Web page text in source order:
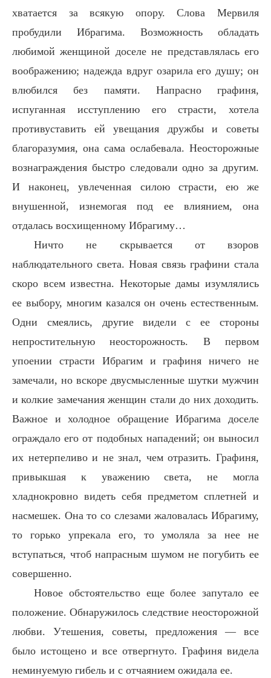
хватается за всякую опору. Слова Мервиля
пробудили Ибрагима. Возможность обладать
любимой женщиной доселе не представлялась его
воображению; надежда вдруг озарила его душу; он
влюбился без памяти. Напрасно графиня,
испуганная исступлению его страсти, хотела
противуставить ей увещания дружбы и советы
благоразумия, она сама ослабевала. Неосторожные
вознаграждения быстро следовали одно за другим.
И наконец, увлеченная силою страсти, ею же
внушенной, изнемогая под ее влиянием, она
отдалась восхищенному Ибрагиму…
Ничто не скрывается от взоров
наблюдательного света. Новая связь графини стала
скоро всем известна. Некоторые дамы изумлялись
ее выбору, многим казался он очень естественным.
Одни смеялись, другие видели с ее стороны
непростительную неосторожность. В первом
упоении страсти Ибрагим и графиня ничего не
замечали, но вскоре двусмысленные шутки мужчин
и колкие замечания женщин стали до них доходить.
Важное и холодное обращение Ибрагима доселе
ограждало его от подобных нападений; он выносил
их нетерпеливо и не знал, чем отразить. Графиня,
привыкшая к уважению света, не могла
хладнокровно видеть себя предметом сплетней и
насмешек. Она то со слезами жаловалась Ибрагиму,
то горько упрекала его, то умоляла за нее не
вступаться, чтоб напрасным шумом не погубить ее
совершенно.
Новое обстоятельство еще более запутало ее
положение. Обнаружилось следствие неосторожной
любви. Утешения, советы, предложения — все
было истощено и все отвергнуто. Графиня видела
неминуемую гибель и с отчаянием ожидала ее.